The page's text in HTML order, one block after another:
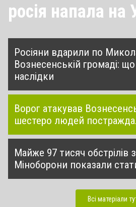
росія напала на
Росіяни вдарили по
Вознесенській громаді:
наслідки
Ворог атакував
шестеро людей
Майже 97 тисяч обстрілів
Міноборони показали
Всі матеріали